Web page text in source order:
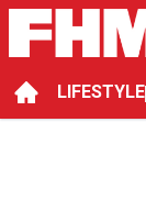
LIFESTYLE